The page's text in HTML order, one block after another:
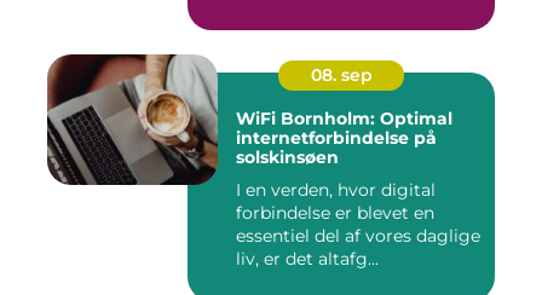
08. sep
WiFi Bornholm: Optimal
internetforbindelse på
solskinsøen
I en verden, hvor digital
forbindelse er blevet en
essentiel del af vores daglige
liv, er det altafg...